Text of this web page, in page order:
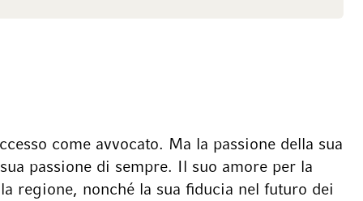
come avvocato. Ma la passione della sua
passione di sempre. Il suo amore per la
regione, nonché la sua fiducia nel futuro dei